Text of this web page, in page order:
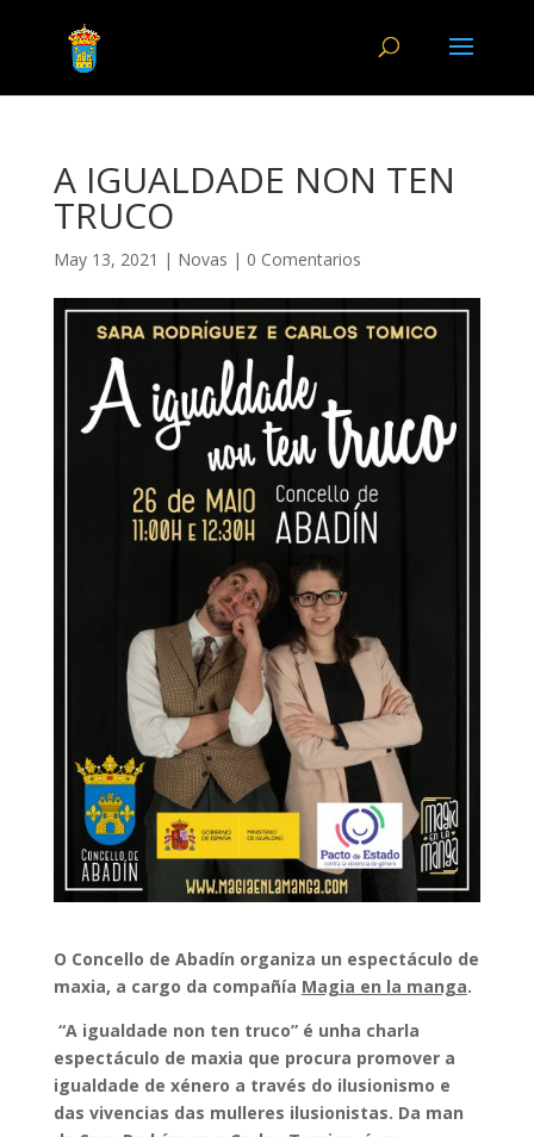
A IGUALDADE NON TEN
TRUCO
May 13, 2021 | Novas | 0 Comentarios
O Concello de Abadín organiza un espectáculo de
maxia, a cargo da compañía Magia en la manga.
“A igualdade non ten truco” é unha charla
espectáculo de maxia que procura promover a
igualdade de xénero a través do ilusionismo e
das vivencias das mulleres ilusionistas. Da man